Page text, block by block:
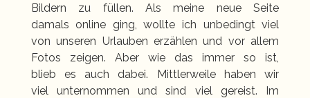
Bildern zu füllen. Als meine neue Seite
damals online ging, wollte ich unbedingt viel
von unseren Urlauben erzählen und vor allem
Fotos zeigen. Aber wie das immer so ist,
blieb es auch dabei. Mittlerweile haben wir
viel unternommen und sind viel gereist. Im